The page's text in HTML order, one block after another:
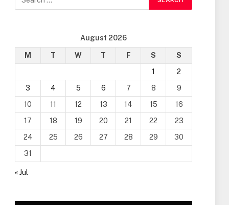
August 2026
M T W T F S
S
1
2
3
4 5 6 7 8
9
10
11 12 13 14 15
16
17
18 19 20 21 22
23
24
25 26 27 28 29
30
31
« Jul